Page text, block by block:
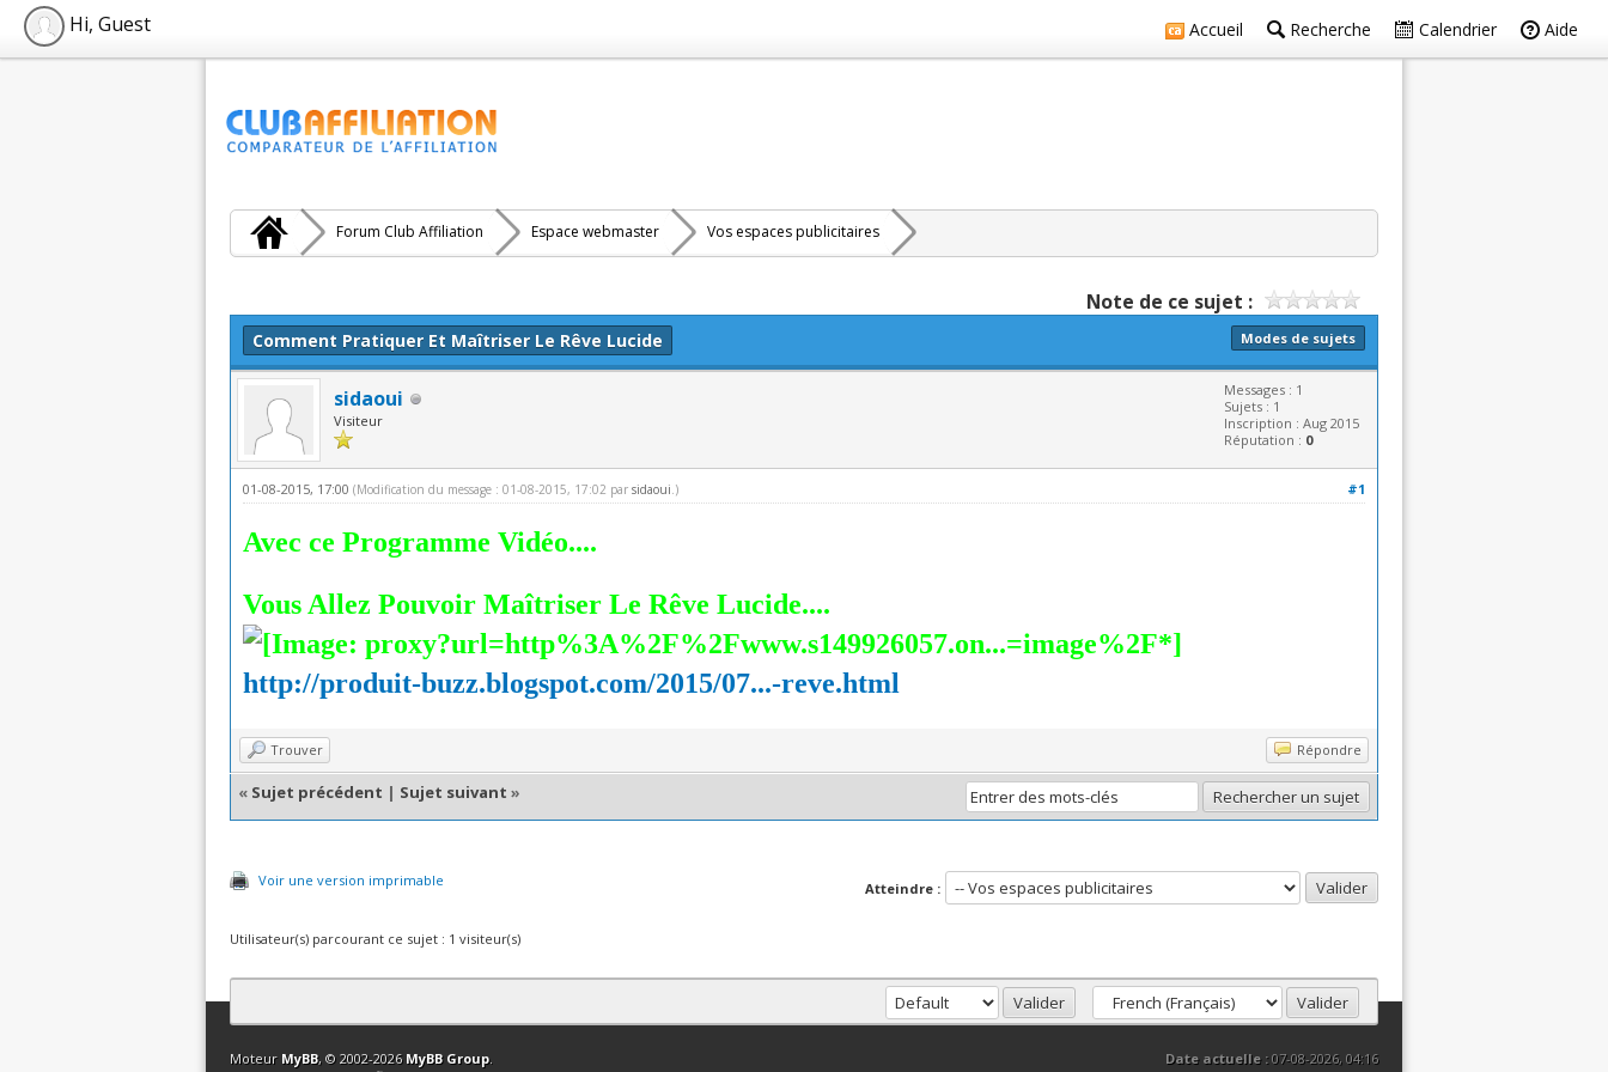
Accueil Recherche Calendrier Aide
Hi, Guest
Forum Club Affiliation Espace webmaster Vos espaces publicitaires
Note de ce sujet :
Modes de sujets
Comment Pratiquer Et Maîtriser Le Rêve Lucide
sidaoui
Visiteur
Messages : 1
Sujets : 1
Inscription : Aug 2015
Réputation : 0
#1
01-08-2015, 17:00 (Modification du message : 01-08-2015, 17:02 par sidaoui.)
Avec ce Programme Vidéo....
Vous Allez Pouvoir Maîtriser Le Rêve Lucide....
http://produit-buzz.blogspot.com/2015/07...-reve.html
Trouver Répondre
« Sujet précédent | Sujet suivant »
Voir une version imprimable Atteindre :
Utilisateur(s) parcourant ce sujet : 1 visiteur(s)
Contact Club Affiliation Retourner en haut Version bas-débit (Archivé) Syndication RSS
Date actuelle :07-08-2026, 04:16
Moteur MyBB, © 2002-2026 MyBB Group.